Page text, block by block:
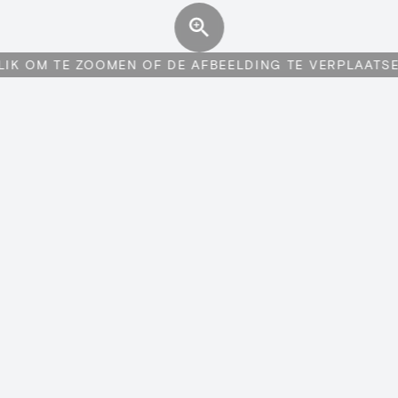
OM TE ZOOMEN OF DE AFBEELDING TE